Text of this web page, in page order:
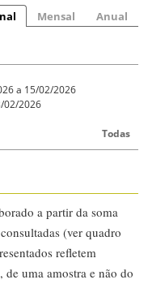
Mensal Anual
a 15/02/2026
02/2026
Todas
a partir da soma
(ver quadro
refletem
de uma amostra e não do